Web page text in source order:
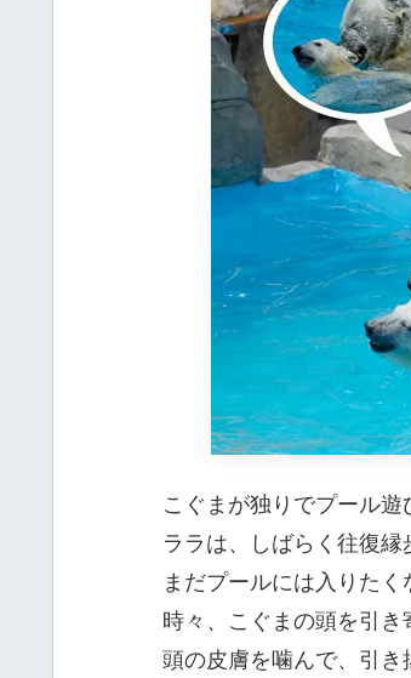
こぐまが独りでプール遊
ララは、しばらく往復縁
まだプールには入りたく
時々、こぐまの頭を引き
頭の皮膚を噛んで、引き